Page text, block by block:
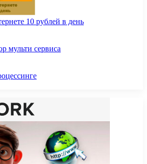
10 рублей в день
мульти сервиса